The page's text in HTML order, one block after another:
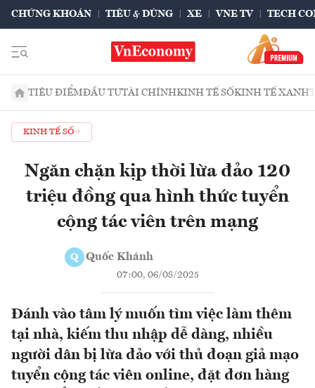
CHỨNG KHOÁN TIÊU & DÙNG XE VNE TV TECH
TIÊU ĐIỂMĐẦU TƯTÀI CHÍNHKINH TẾ SỐKINH TẾ XANH
KINH TẾ SỐ
Ngăn chặn kịp thời lừa đảo 120
triệu đồng qua hình thức tuyển
cộng tác viên trên mạng
Q Quốc Khánh
07:00, 06/08/2025
Đánh vào tâm lý muốn tìm việc làm thêm
tại nhà, kiếm thu nhập dễ dàng, nhiều
người dân bị lừa đảo với thủ đoạn giả mạo
tuyển cộng tác viên online, đặt đơn hàng